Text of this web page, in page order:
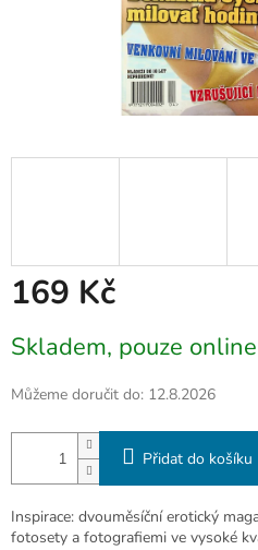
169 Kč
cena:
Skladem, pouze
Můžeme doručit do: 12.8.2026
Přidat do košíku
Inspirace: dvouměsíční erotický
fotosety a fotografiemi ve vysoké